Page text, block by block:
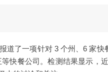
道了一项针对 3 个州、6 家
快餐公司。检测结果显示，